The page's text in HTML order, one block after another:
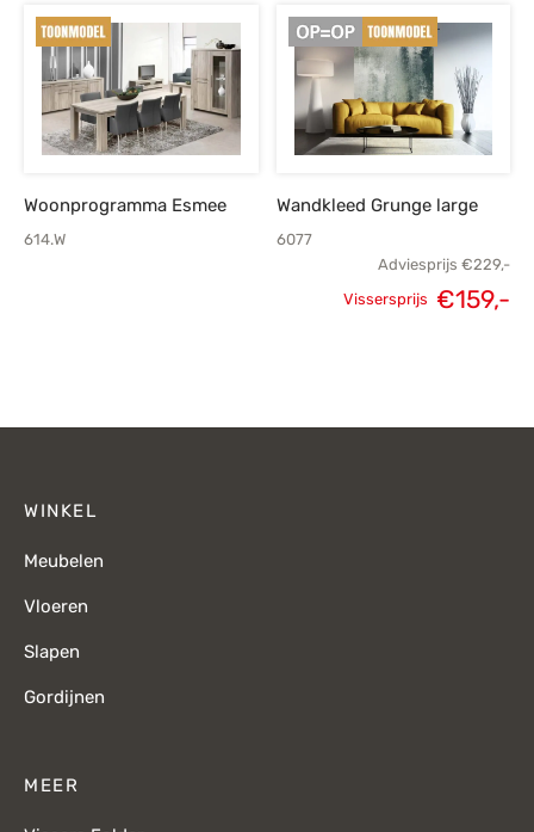
€1.155,-.
prijs is:
€825,-.
Woonprogramma Esmee
614.W
Wandkleed Grunge large
6077
Adviesprijs €229,-
Vissersprijs €159,-
WINKEL
Meubelen
Vloeren
Slapen
Gordijnen
MEER